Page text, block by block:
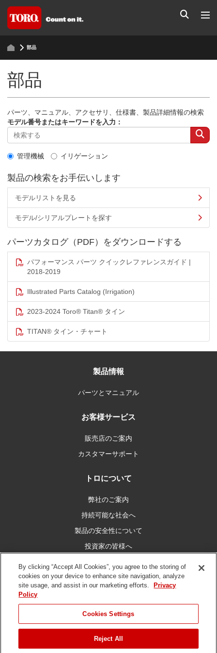
部品
部品
パーツ、マニュアル、アクセサリ、仕様書、製品詳細情報の検索
モデル番号またはキーワードを入力：
管理機械 イリゲーション
製品の検索をお手伝いします
モデルリストを見る
モデル/シリアルプレートを探す
パーツカタログ（PDF）をダウンロードする
パフォーマンス パーツ クイックレファレンスガイド |
2018-2019
Illustrated Parts Catalog (Irrigation)
2023-2024 Toro® Titan® タイン
TITAN® タイン・チャート
製品情報
パーツとマニュアル
お客様サービス
販売店のご案内
カスタマーサポート
トロについて
弊社のご案内
持続可能な社会へ
製品の安全性について
投資家の皆様へ
私たちとつなぐ
ご利用条件 プライバシーポリシー DMCA/コピーライトポリシー
By clicking “Accept All Cookies”, you agree to the storing of
cookies on your device to enhance site navigation, analyze
site usage, and assist in our marketing efforts.
Privacy
Policy
Cookies Settings
Reject All